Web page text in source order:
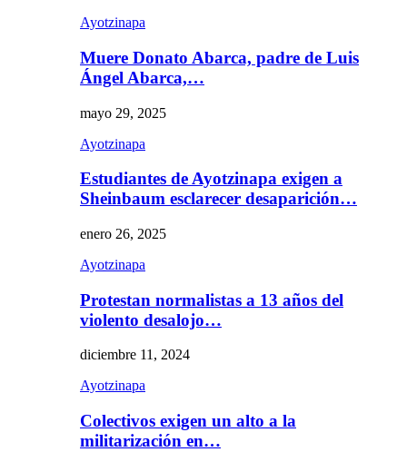
Ayotzinapa
Muere Donato Abarca, padre de Luis
Ángel Abarca,…
mayo 29, 2025
Ayotzinapa
Estudiantes de Ayotzinapa exigen a
Sheinbaum esclarecer desaparición…
enero 26, 2025
Ayotzinapa
Protestan normalistas a 13 años del
violento desalojo…
diciembre 11, 2024
Ayotzinapa
Colectivos exigen un alto a la
militarización en…